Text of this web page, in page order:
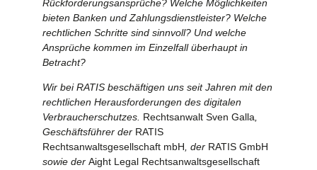
Rückforderungsansprüche? Welche Möglichkeiten
bieten Banken und Zahlungsdienstleister? Welche
rechtlichen Schritte sind sinnvoll? Und welche
Ansprüche kommen im Einzelfall überhaupt in
Betracht?
Wir bei RATIS beschäftigen uns seit Jahren mit den
rechtlichen Herausforderungen des digitalen
Verbraucherschutzes. Rechtsanwalt Sven Galla
Geschäftsführer der RATIS
Rechtsanwaltsgesellschaft mbH , der RATIS GmbH
sowie der Aight Legal Rechtsanwaltsgesellschaft